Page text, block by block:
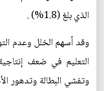
الذي بلغ (1.8%) .
وقد أسهم الخلل وعدم
التعليم في ضعف
وتفشي البطالة وتدهور